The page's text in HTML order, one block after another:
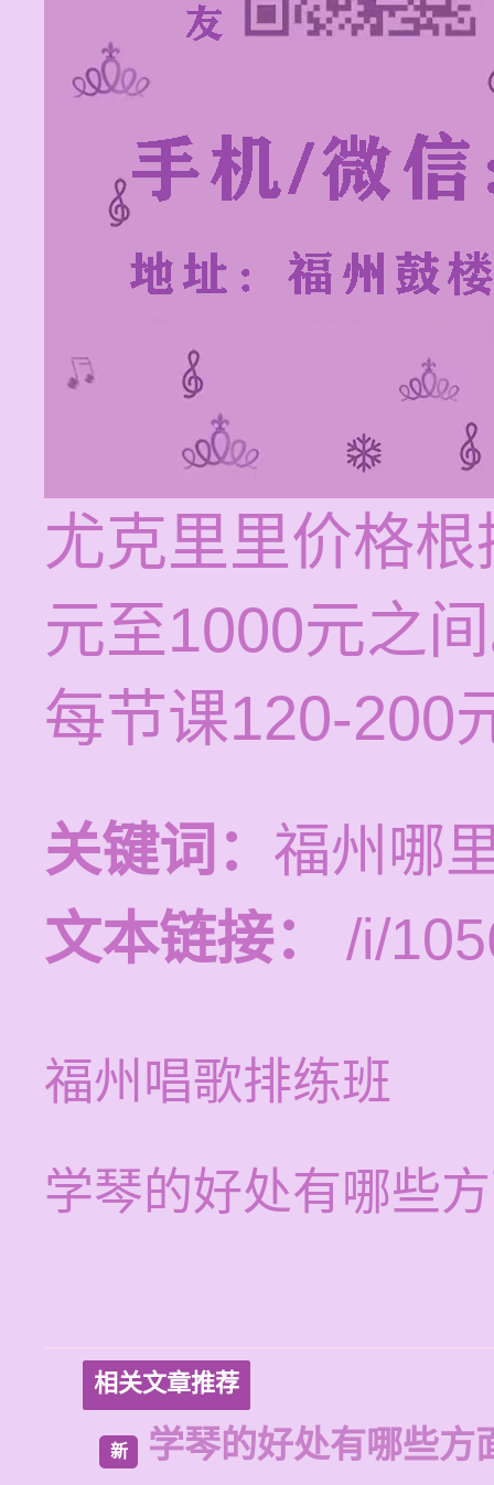
尤克里里价格
元至1000元之
每节课120-200
关键词： 福州哪
文本链接：
/i/
福州唱歌排练班
学琴的好处有哪些
相关文章推荐
新 学琴的好处有哪些方